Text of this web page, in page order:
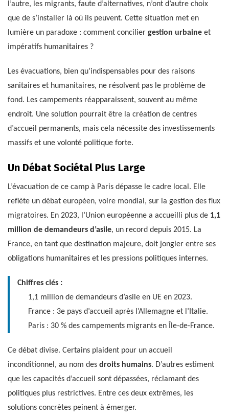
l’autre, les migrants, faute d’alternatives, n’ont d’autre choix
que de s’installer là où ils peuvent. Cette situation met en
lumière un paradoxe : comment concilier gestion urbaine et
impératifs humanitaires ?
Les évacuations, bien qu’indispensables pour des raisons
sanitaires et humanitaires, ne résolvent pas le problème de
fond. Les campements réapparaissent, souvent au même
endroit. Une solution pourrait être la création de centres
d’accueil permanents, mais cela nécessite des investissements
massifs et une volonté politique forte.
Un Débat Sociétal Plus Large
L’évacuation de ce camp à Paris dépasse le cadre local. Elle
reflète un débat européen, voire mondial, sur la gestion des flux
migratoires. En 2023, l’Union européenne a accueilli plus de 1,1
million de demandeurs d’asile, un record depuis 2015. La
France, en tant que destination majeure, doit jongler entre ses
obligations humanitaires et les pressions politiques internes.
Chiffres clés :
1,1 million de demandeurs d’asile en UE en 2023.
France : 3e pays d’accueil après l’Allemagne et l’Italie.
Paris : 30 % des campements migrants en Île-de-France.
Ce débat divise. Certains plaident pour un accueil
inconditionnel, au nom des droits humains. D’autres estiment
que les capacités d’accueil sont dépassées, réclamant des
politiques plus restrictives. Entre ces deux extrêmes, les
solutions concrètes peinent à émerger.